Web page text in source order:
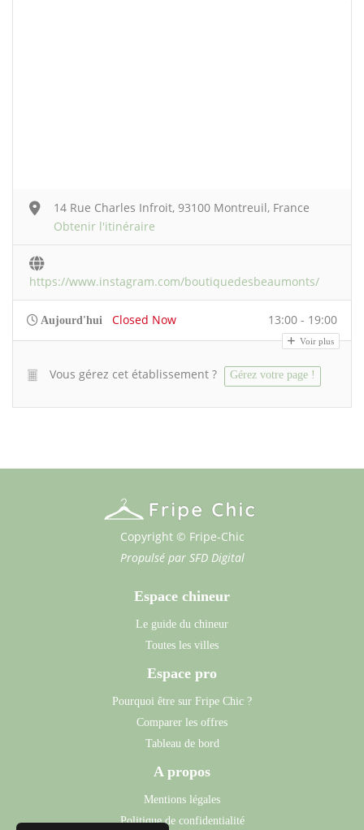
14 Rue Charles Infroit, 93100 Montreuil, France
Obtenir l'itinéraire
https://www.instagram.com/boutiquedesbeaumonts/
Aujourd'hui Closed Now 13:00 - 19:00
Voir plus
Vous gérez cet établissement ? Gérez votre page !
Copyright © Fripe-Chic
Propulsé par SFD Digital
Espace chineur
Le guide du chineur
Toutes les villes
Espace pro
Pourquoi être sur Fripe Chic ?
Comparer les offres
Tableau de bord
A propos
Mentions légales
Politique de confidentialité